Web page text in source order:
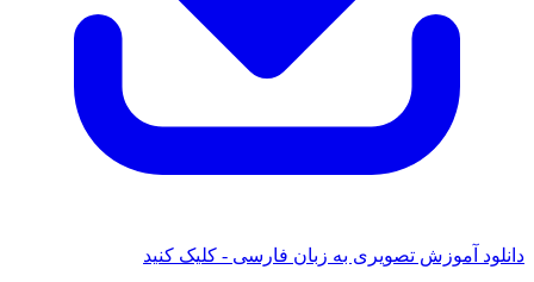
دانلود آموزش تصویری به زبان فارسی - کلیک کنید